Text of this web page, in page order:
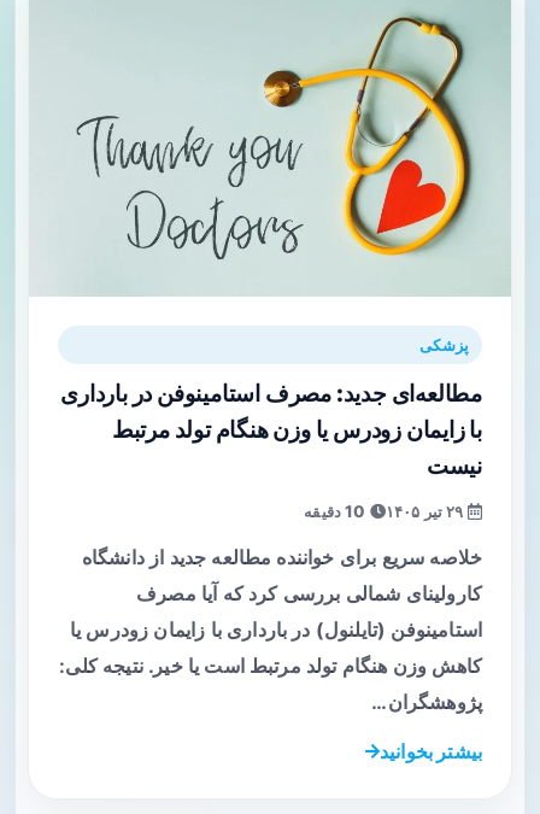
پزشکی
مطالعه‌ای جدید: مصرف استامینوفن در بارداری
با زایمان زودرس یا وزن هنگام تولد مرتبط
نیست
خلاصه سریع برای خواننده مطالعه جدید از دانشگاه
کارولینای شمالی بررسی کرد که آیا مصرف
استامینوفن (تایلنول) در بارداری با زایمان زودرس یا
کاهش وزن هنگام تولد مرتبط است یا خیر. نتیجه کلی:
پژوهشگران…
بیشتر بخوانید